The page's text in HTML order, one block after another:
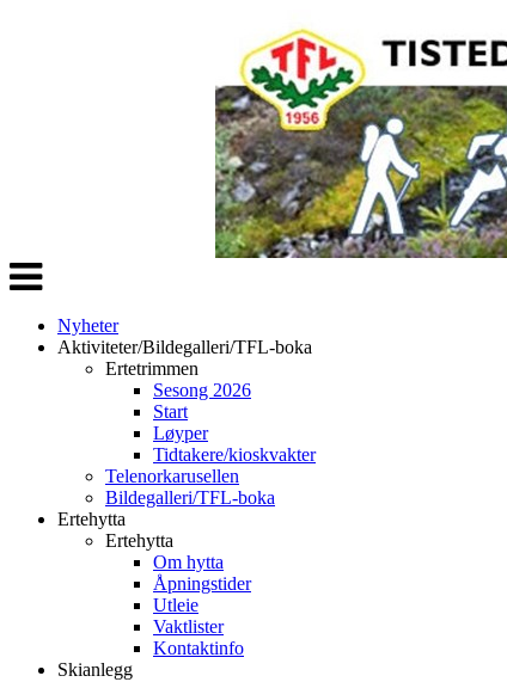
Veksle
navigasjon
Nyheter
Aktiviteter/Bildegalleri/TFL-boka
Ertetrimmen
Sesong 2026
Start
Løyper
Tidtakere/kioskvakter
Telenorkarusellen
Bildegalleri/TFL-boka
Ertehytta
Ertehytta
Om hytta
Åpningstider
Utleie
Vaktlister
Kontaktinfo
Skianlegg